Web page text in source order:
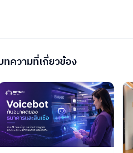
ทความที่เกี่ยวข้อง